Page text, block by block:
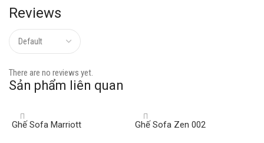
Reviews
There are no reviews yet.
Sản phẩm liên quan
Ghế Sofa Marriott Ghế Sofa Zen 002